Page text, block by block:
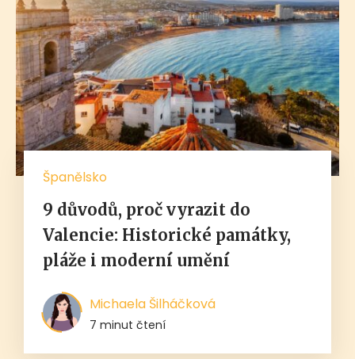
Španělsko
9 důvodů, proč vyrazit do
Valencie: Historické památky,
pláže i moderní umění
Michaela Šilháčková
7 minut čtení